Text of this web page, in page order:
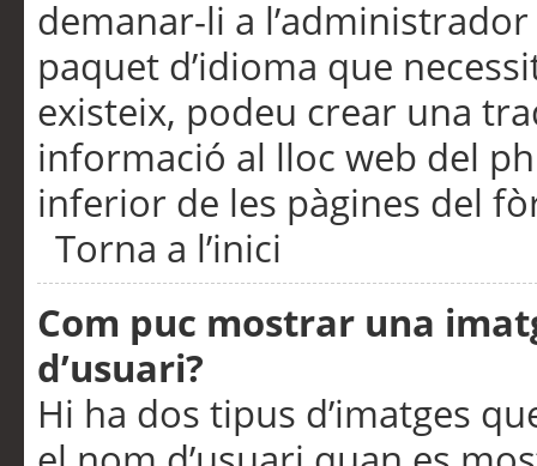
demanar-li a
paquet d’idioma que
existeix, podeu crear una
informació al lloc web del
inferior de les pàgines del
Torna a l’inici
Com puc mostrar una
d’usuari?
Hi ha dos tipus d’imatges